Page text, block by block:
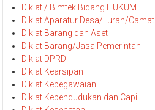
Diklat / Bimtek Bidang HUKUM
Diklat Aparatur Desa/Lurah/Camat
Diklat Barang dan Aset
Diklat Barang/Jasa Pemerintah
Diklat DPRD
Diklat Kearsipan
Diklat Kepegawaian
Diklat Kependudukan dan Capil